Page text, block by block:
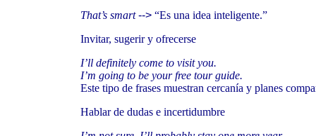
That’s smart --> “Es una idea inteligente.”
Invitar, sugerir y ofrecerse
I’ll definitely come to visit you.
I’m going to be your free tour guide.
Este tipo de frases muestran cercanía y planes
Hablar de dudas e incertidumbre